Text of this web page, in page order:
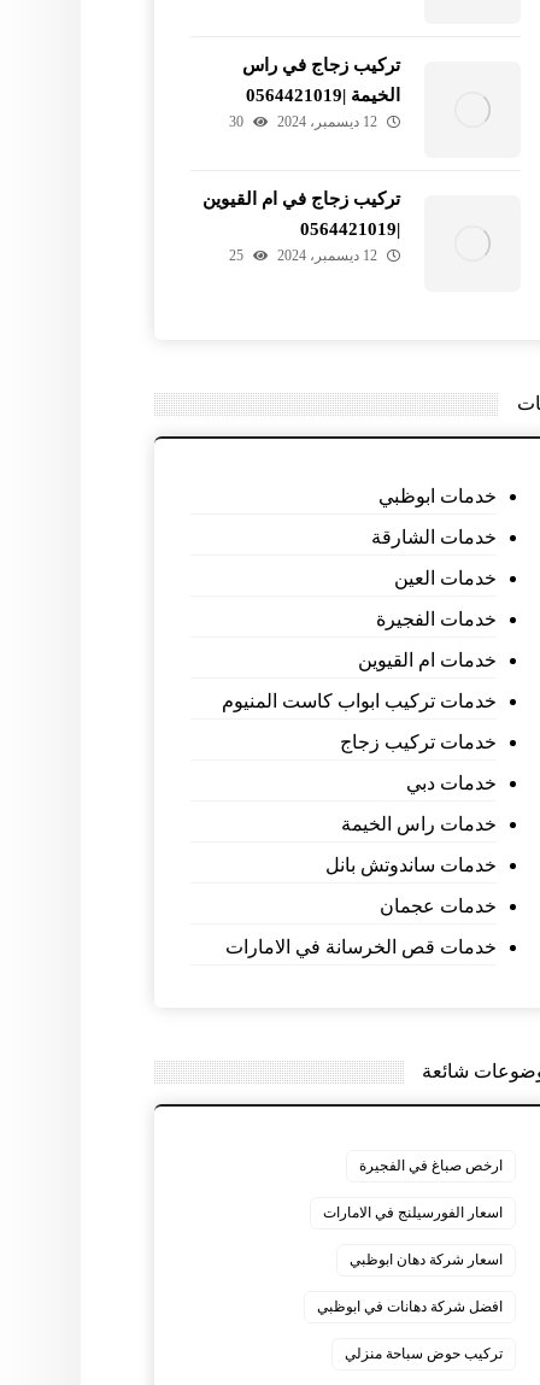
تركيب زجاج في راس
الخيمة |0564421019
12 ديسمبر، 2024 30
تركيب زجاج في ام القيوين
|0564421019
12 ديسمبر، 2024 25
خدمات ابوظبي
خدمات الشارقة
خدمات العين
خدمات الفجيرة
خدمات ام القيوين
خدمات تركيب ابواب كاست المنيوم
خدمات تركيب زجاج
خدمات دبي
خدمات راس الخيمة
خدمات ساندوتش بانل
خدمات عجمان
خدمات قص الخرسانة في الامارات
شائعة
ارخص صباغ في الفجيرة
اسعار الفورسيلنج في الامارات
اسعار شركة دهان ابوظبي
افضل شركة دهانات في ابوظبي
تركيب حوض سباحة منزلي